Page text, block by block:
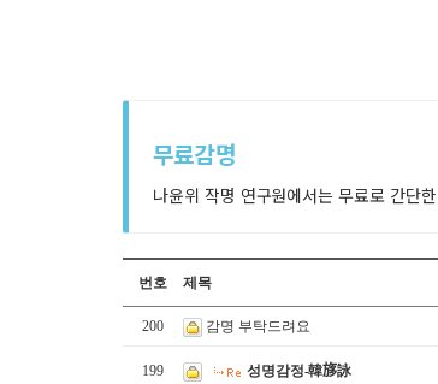
무료감명
나윤위 작명 연구원에서는 무료로 간단
번호 제목
200 감명 부탁드려요
199 성명감정-韓𣃽詠